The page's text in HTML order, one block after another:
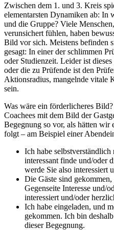
Zwischen dem 1. und 3. Kreis
elementarsten Dynamiken ab: In
und die Gruppe? Viele
verunsichert fühlen, haben
Bild vor sich. Meistens befinden
gesagt: In einer der schlimmen
oder Studienzeit. Leider ist
oder die zu Prüfende ist den
Aktionsradius, mangelnde vitale
sein.
Was wäre ein förderlicheres
Coachees mit dem Bild der
Begegnung so vor, als hätten wir
folgt – am Beispiel einer
Ich habe
interessant finde und/oder
werde Sie also interessiert
Die Gäste sind
Gegenseite Interesse und/
interessiert und/oder
Ich habe eingeladen, und
gekommen. Ich bin
dieser Begegnung.